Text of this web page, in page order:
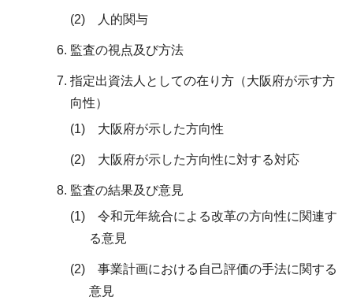
(2) 人的関与
監査の視点及び方法
指定出資法人としての在り方（大阪府が示す方
向性）
(1) 大阪府が示した方向性
(2) 大阪府が示した方向性に対する対応
監査の結果及び意見
(1) 令和元年統合による改革の方向性に関連す
る意見
(2) 事業計画における自己評価の手法に関する
意見